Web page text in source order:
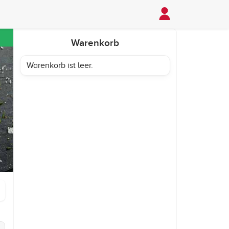
Warenkorb
Warenkorb ist leer.